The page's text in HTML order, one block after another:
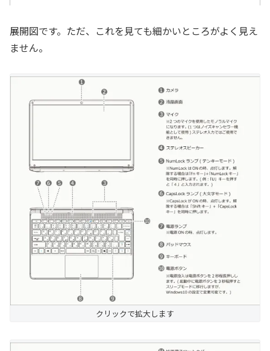
展開図です。ただ、これを見ても細かいところがよく見え
ません。
クリックで拡大します